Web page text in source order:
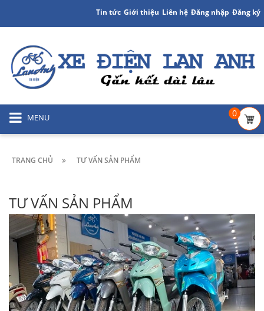
Tin tức Giới thiệu Liên hệ Đăng nhập Đăng ký
MENU 0
TRANG CHỦ TƯ VẤN SẢN PHẨM
TƯ VẤN SẢN PHẨM